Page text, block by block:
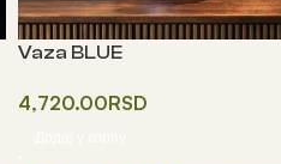
Vaza BLUE
4,720.00RSD